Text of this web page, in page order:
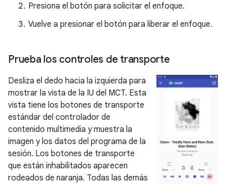
Presiona el botón para solicitar el enfoque.
Vuelve a presionar el botón para liberar el enfoque.
Prueba los controles de transporte
Desliza el dedo hacia la izquierda para
mostrar la vista de la IU del MCT. Esta
vista tiene los botones de transporte
estándar del controlador de
contenido multimedia y muestra la
imagen y los datos del programa de la
sesión. Los botones de transporte
que están inhabilitados aparecen
rodeados de naranja. Todas las demás